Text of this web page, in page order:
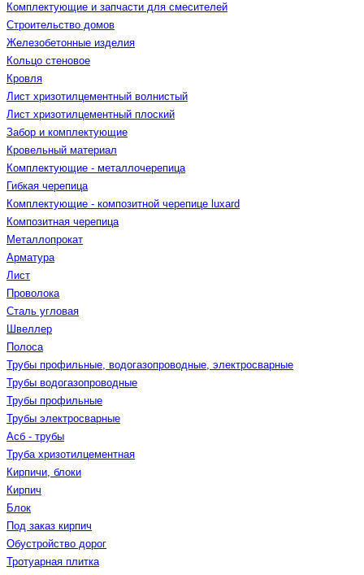
Комплектующие и запчасти для смесителей
Строительство домов
Железобетонные изделия
Кольцо стеновое
Кровля
Лист хризотилцементный волнистый
Лист хризотилцементный плоский
Забор и комплектующие
Кровельный материал
Комплектующие - металлочерепица
Гибкая черепица
Комплектующие - композитной черепице luxard
Композитная черепица
Металлопрокат
Арматура
Лист
Проволока
Сталь угловая
Швеллер
Полоса
Трубы профильные, водогазопроводные, электросварные
Трубы водогазопроводные
Трубы профильные
Трубы электросварные
Асб - трубы
Труба хризотилцементная
Кирпичи, блоки
Кирпич
Блок
Под заказ кирпич
Обустройство дорог
Тротуарная плитка